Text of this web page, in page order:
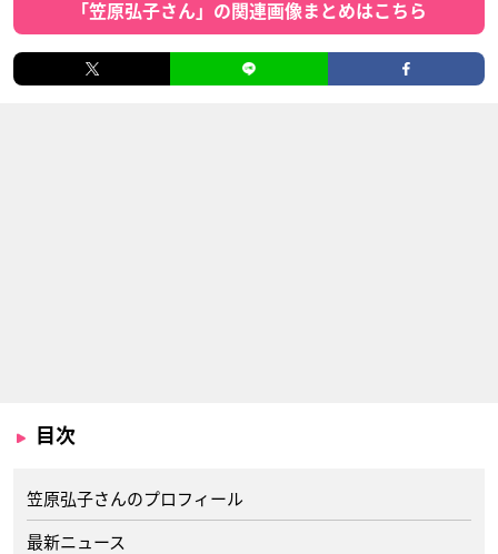
「笠原弘子さん」の関連画像まとめはこちら
目次
笠原弘子さんのプロフィール
最新ニュース